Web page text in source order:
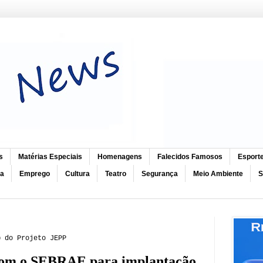
Matérias Especiais Homenagens Falecidos Famosos
Emprego Cultura Teatro Segurança Meio Ambiente
do Projeto JEPP